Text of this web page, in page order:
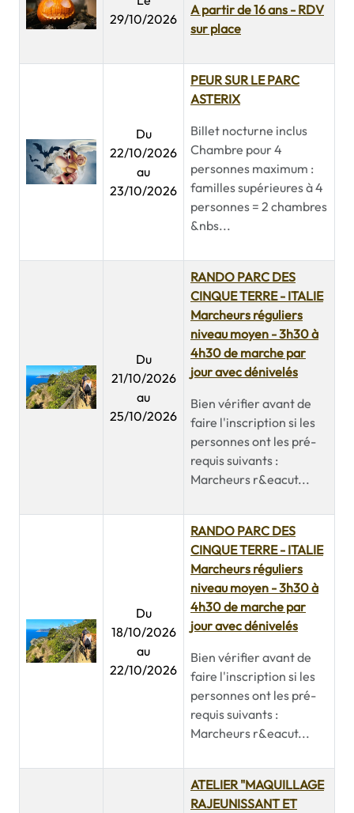
29/10/2026
A partir de 16 ans - RDV
sur place
Du
22/10/2026
au
23/10/2026
PEUR SUR LE PARC
ASTERIX
Billet nocturne inclus
Chambre pour 4
personnes maximum :
familles supérieures à 4
personnes = 2 chambres
&nbs...
Du
21/10/2026
au
25/10/2026
RANDO PARC DES
CINQUE TERRE - ITALIE
Marcheurs réguliers
niveau moyen - 3h30 à
4h30 de marche par
jour avec dénivelés
Bien vérifier avant de
faire l'inscription si les
personnes ont les pré-
requis suivants :
Marcheurs r&eacut...
Du
18/10/2026
au
22/10/2026
RANDO PARC DES
CINQUE TERRE - ITALIE
Marcheurs réguliers
niveau moyen - 3h30 à
4h30 de marche par
jour avec dénivelés
Bien vérifier avant de
faire l'inscription si les
personnes ont les pré-
requis suivants :
Marcheurs r&eacut...
ATELIER "MAQUILLAGE
RAJEUNISSANT ET